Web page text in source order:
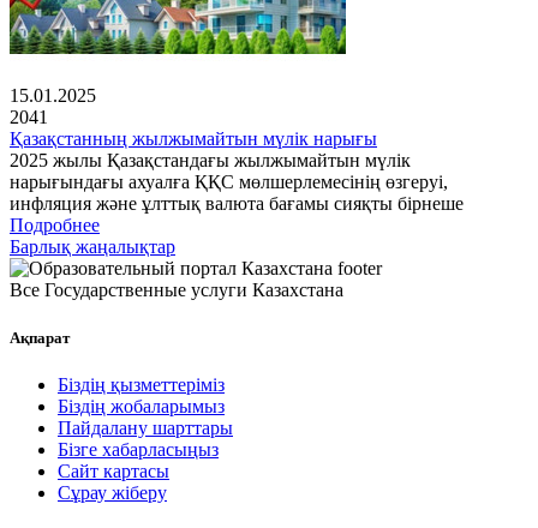
15.01.2025
2041
Қазақстанның жылжымайтын мүлік нарығы
2025 жылы Қазақстандағы жылжымайтын мүлік
нарығындағы ахуалға ҚҚС мөлшерлемесінің өзгеруі,
инфляция және ұлттық валюта бағамы сияқты бірнеше
Подробнее
Барлық жаңалықтар
Все Государственные услуги Казахстана
Ақпарат
Біздің қызметтеріміз
Біздің жобаларымыз
Пайдалану шарттары
Бізге хабарласыңыз
Сайт картасы
Сұрау жіберу